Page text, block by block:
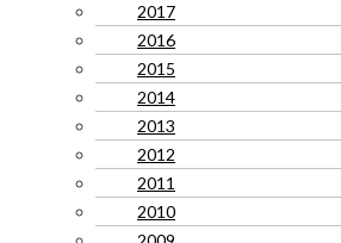
2017
2016
2015
2014
2013
2012
2011
2010